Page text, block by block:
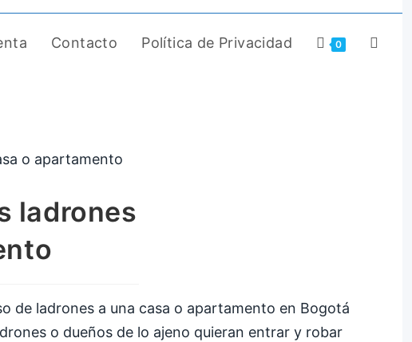
Contacto Política de Privacidad 0
ladrones
de ladrones a una casa o apartamento en Bogotá
o dueños de lo ajeno quieran entrar y robar